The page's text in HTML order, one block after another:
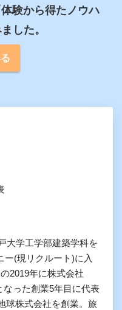
験から得たノウハ
した。
大学工学部建築学科を
ー(現リクルート)に入
2019年に株式会社
った創業5年目に代表
球株式会社を創業。旅